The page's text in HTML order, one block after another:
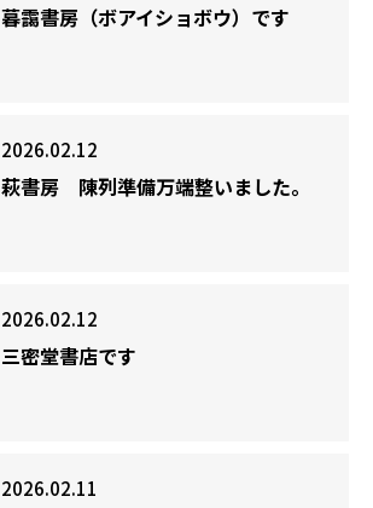
暮靄書房（ボアイショボウ）です
2026.02.12
萩書房 陳列準備万端整いました。
2026.02.12
三密堂書店です
2026.02.11